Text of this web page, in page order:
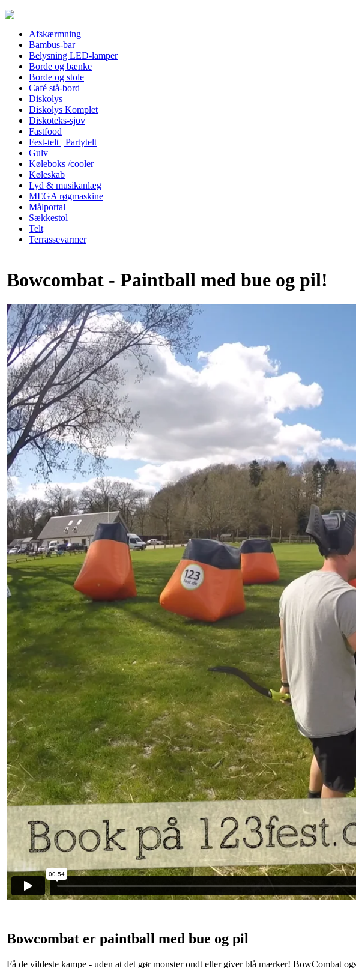
Afskærmning
Bambus-bar
Belysning LED-lamper
Borde og bænke
Borde og stole
Café stå-bord
Diskolys
Diskolys Komplet
Diskoteks-sjov
Fastfood
Fest-telt | Partytelt
Gulv
Køleboks /cooler
Køleskab
Lyd & musikanlæg
MEGA røgmaskine
Målportal
Sækkestol
Telt
Terrassevarmer
Bowcombat - Paintball med bue og pil!
Bowcombat er paintball med bue og pil
Få de vildeste kampe - uden at det gør monster ondt eller giver blå mærker! BowCombat